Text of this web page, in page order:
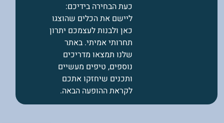
כעת הבחירה בידיכם:
ליישם את הכלים שהוצגו
כאן ולבנות לעצמכם יתרון
תחרותי אמיתי. באתר
שלנו תמצאו מדריכים
נוספים, טיפים מעשיים
ותכנים שיחזקו אתכם
לקראת ההופעה הבאה.